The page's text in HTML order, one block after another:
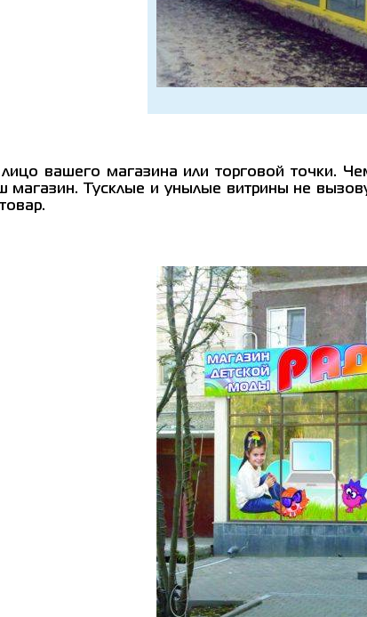
лицо вашего магазина или торговой точки.
магазин. Тусклые и унылые витрины не